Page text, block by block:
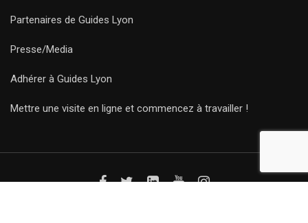
Partenaires de Guides Lyon
Presse/Media
Adhérer à Guides Lyon
Mettre une visite en ligne et commencez à travailler !